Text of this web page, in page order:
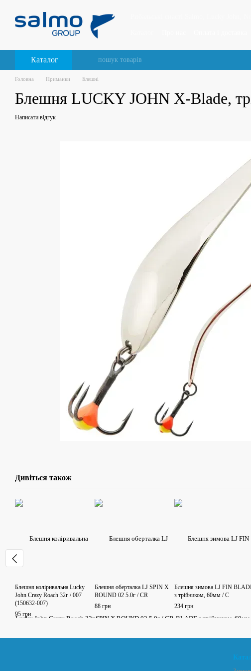
Каталог
Головна Приманки Блешні
Блешня LUCKY JOHN X-Blade,
Написати відгук
Дивіться також
Блешня коліривальна Lucky
John Crazy Roach 32г / 007
(150632-007)
95 грн
Блешня оберталка LJ SPIN X
ROUND 02 5.0г / CR
88 грн
Блешня зимова LJ FIN
з трійником, 60мм / C
234 грн